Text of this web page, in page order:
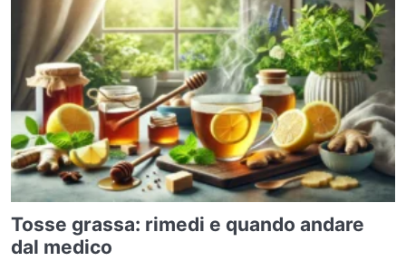
Tosse grassa: rimedi e quando andare
dal medico